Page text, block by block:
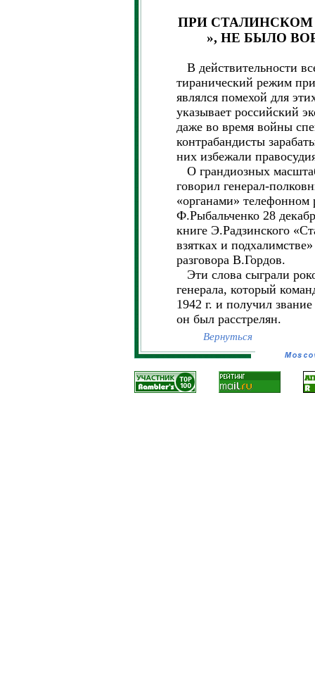
ПРИ
», НЕ БЫЛО
В действительности
тиранический режим
являлся помехой для
указывает российский
даже во время войны
контрабандисты
них избежали
О грандиозных
говорил генерал-
«органами» телефонном
Ф.Рыбальченко 28
книге Э.Радзинского
взятках и
разговора В.Гордов.
Эти слова сыграли
генерала, который
1942 г. и получил
он был расстрелян.
Вернуться